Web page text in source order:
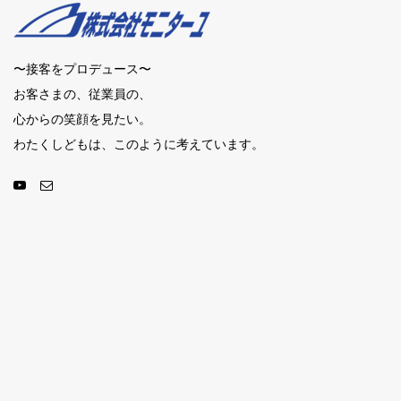
〜接客をプロデュース〜
お客さまの、従業員の、
心からの笑顔を見たい。
わたくしどもは、このように考えています。